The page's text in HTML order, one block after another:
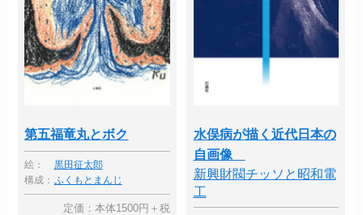
第五福竜丸とボク
絵：
黒田征太郎
構成： ふくもとまんじ
定価：本体1500円＋税
水俣病が描く近代日本の
自画像
新興財閥チッソと昭和電
工